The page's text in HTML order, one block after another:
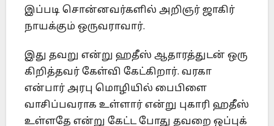
இப்படி சொன்னவர்களில் அறிஞர் ஜாகிர்
நாயக்கும் ஒருவராவார்.
இது தவறு என்று ஹதீஸ் ஆதாரத்துடன் ஒரு
கிறித்தவர் கேள்வி கேட்கிறார். வரகா
என்பார் அரபு மொழியில் பைபிளை
வாசிப்பவராக உள்ளார் என்று புகாரி ஹதீஸ்
உள்ளதே என்று கேட்ட போது தவறை ஒப்புக்